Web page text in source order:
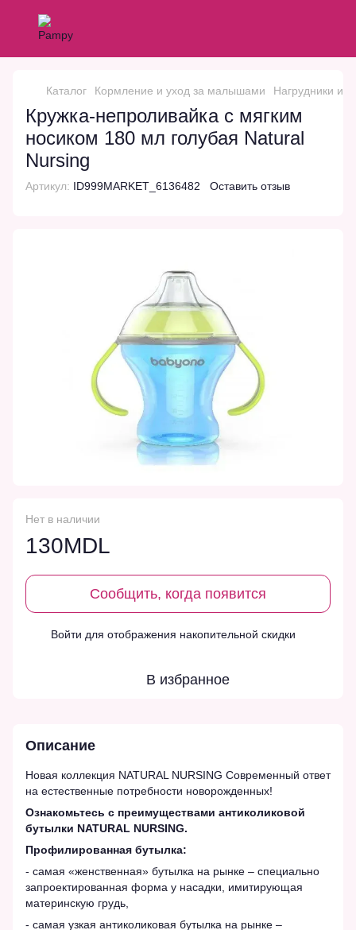
Каталог Кормление и уход за малышами Нагрудники и
Кружка-непроливайка с мягким
носиком 180 мл голубая Natural
Nursing
Артикул: ID999MARKET_6136482 Оставить отзыв
Нет в наличии
130MDL
Сообщить, когда появится
Войти для отображения накопительной скидки
В избранное
Описание
Новая коллекция NATURAL NURSING Современный ответ
на естественные потребности новорожденных!
Ознакомьтесь с преимуществами антиколиковой
бутылки NATURAL NURSING.
Профилированная бутылка:
- самая «женственная» бутылка на рынке – специально
запроектированная форма у насадки, имитирующая
материнскую грудь,
- самая узкая антиколиковая бутылка на рынке –